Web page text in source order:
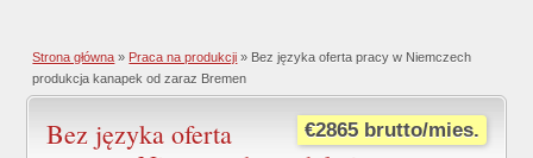
Strona główna » Praca na produkcji » Bez języka oferta pracy w Niemczech
produkcja kanapek od zaraz Bremen
€2865 brutto/mies.
Bez języka oferta